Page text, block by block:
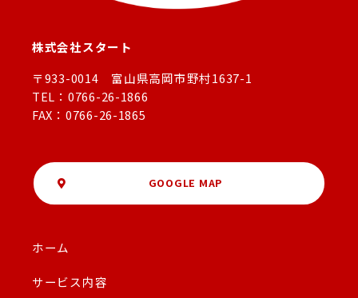
株式会社スタート
〒933-0014 富山県高岡市野村1637-1
TEL：0766-26-1866
FAX：0766-26-1865
GOOGLE MAP
ホーム
サービス内容